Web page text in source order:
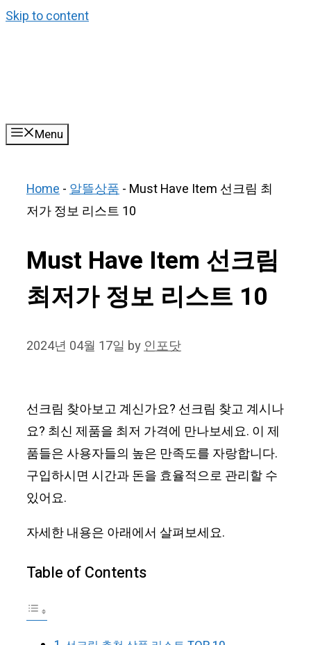
Skip to content
Menu
Home-알뜰상품- Must Have Item 선크림 최
저가 정보 리스트 10
Must Have Item 선크림
최저가 정보 리스트 10
2024년 04월 17일 by인포닷
선크림 찾아보고 계신가요? 선크림 찾고 계시나
요? 최신 제품을 최저 가격에 만나보세요. 이 제
품들은 사용자들의 높은 만족도를 자랑합니다.
구입하시면 시간과 돈을 효율적으로 관리할 수
있어요.
자세한 내용은 아래에서 살펴보세요.
Table of Contents